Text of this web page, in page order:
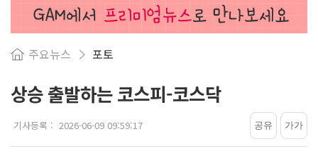
주요뉴스 포토
상승 출발하는 코스피-코스닥
기사등록 : 2026-06-09 09:59:17 공유 가가